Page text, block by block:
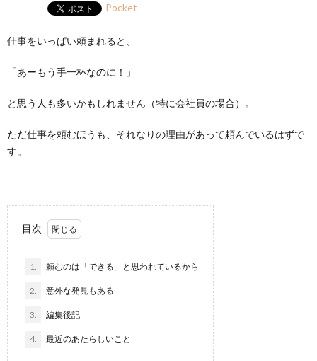
Pocket
仕事をいっぱい頼まれると、
「あーもう手一杯なのに！」
と思う人も多いかもしれません（特に会社員の場合）。
ただ仕事を頼むほうも、それなりの理由があって頼んでいるはずで
す。
目次
1. 頼むのは「できる」と思われているから
2. 意外な発見もある
3. 編集後記
4. 最近のあたらしいこと